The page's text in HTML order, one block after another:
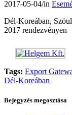
2017-05-04/in
Dél-Koreában,
2017 rendezvényen
Tags: Export
Dél-Koreában
Bejegyzés megosztása